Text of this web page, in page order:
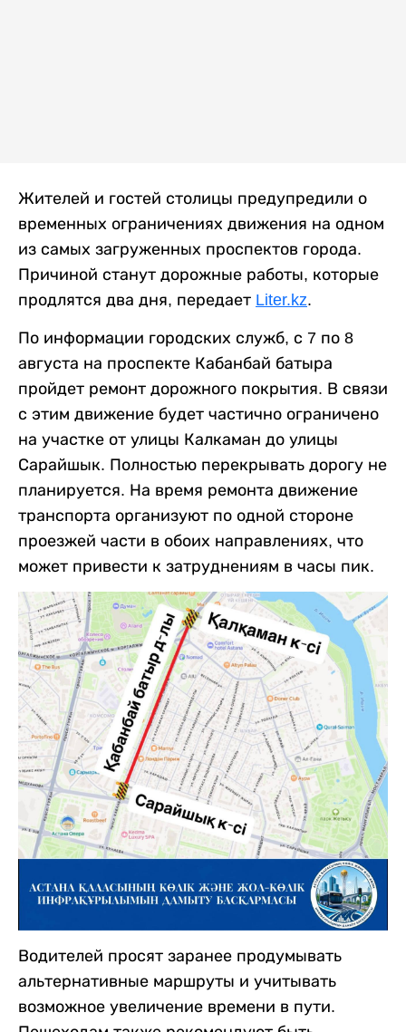
Жителей и гостей столицы предупредили о
временных ограничениях движения на одном
из самых загруженных проспектов города.
Причиной станут дорожные работы, которые
продлятся два дня, передает Liter.kz.
По информации городских служб, с 7 по 8
августа на проспекте Кабанбай батыра
пройдет ремонт дорожного покрытия. В связи
с этим движение будет частично ограничено
на участке от улицы Калкаман до улицы
Сарайшык. Полностью перекрывать дорогу не
планируется. На время ремонта движение
транспорта организуют по одной стороне
проезжей части в обоих направлениях, что
может привести к затруднениям в часы пик.
Водителей просят заранее продумывать
альтернативные маршруты и учитывать
возможное увеличение времени в пути.